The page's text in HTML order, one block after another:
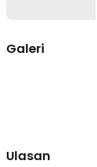
optimal dan
1 x Kotak
Galeri
Ulasan